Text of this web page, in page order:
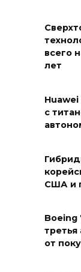
всего
лет
с
США и
Boeing
третья
от